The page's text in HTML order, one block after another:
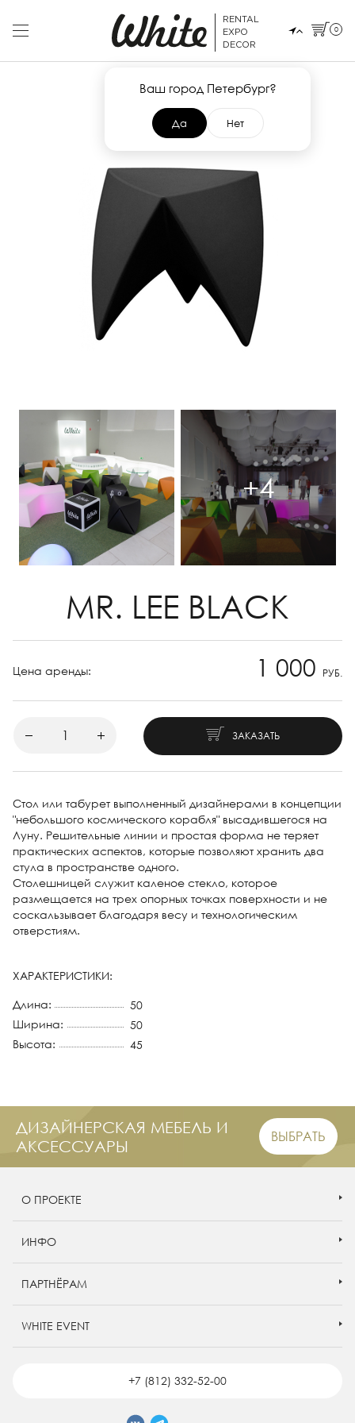
RENTAL
EXPO
DECOR
Ваш город Петербург?
Да Нет
0
+4
MR. LEE BLACK
Цена аренды: 1 000 РУБ.
ЗАКАЗАТЬ
Стол или табурет выполненный дизайнерами в концепции
"небольшого космического корабля" высадившегося на
Луну. Решительные линии и простая форма не теряет
практических аспектов, которые позволяют хранить два
стула в пространстве одного.
Столешницей служит каленое стекло, которое
размещается на трех опорных точках поверхности и не
соскальзывает благодаря весу и технологическим
отверстиям.
ХАРАКТЕРИСТИКИ:
Длина:
50
Ширина:
50
Высота:
45
ДИЗАЙНЕРСКАЯ МЕБЕЛЬ И
АКСЕССУАРЫ
ВЫБРАТЬ
О ПРОЕКТЕ
ИНФО
ПАРТНЁРАМ
WHITE EVENT
+7 (812) 332-52-00